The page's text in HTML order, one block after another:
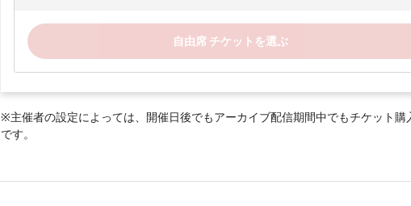
自由席 チケットを選ぶ
※主催者の設定によっては、開催日後でもアーカイブ配信期間中でもチケット購
です。